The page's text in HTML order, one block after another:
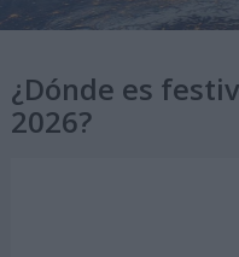
¿Dónde es
2026?